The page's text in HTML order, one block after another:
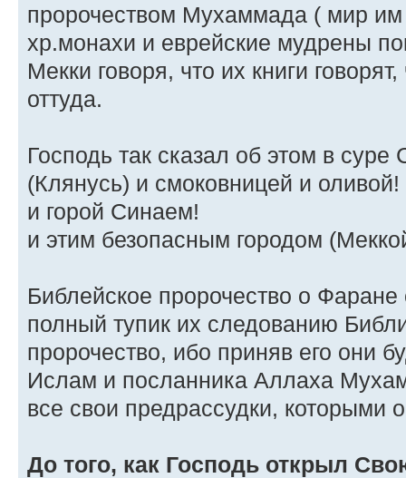
пророчеством Мухаммада ( мир
хр.монахи и еврейские мудрены
Мекки говоря, что их книги
оттуда.
Господь так сказал об этом в
(Клянусь) и смоковницей и оливой!
и горой Синаем!
и этим безопасным городом
Библейское пророчество о Фаране
полный тупик их следованию
пророчество, ибо приняв его они
Ислам и посланника Аллаха
все свои предрассудки, которыми
До того, как Господь открыл